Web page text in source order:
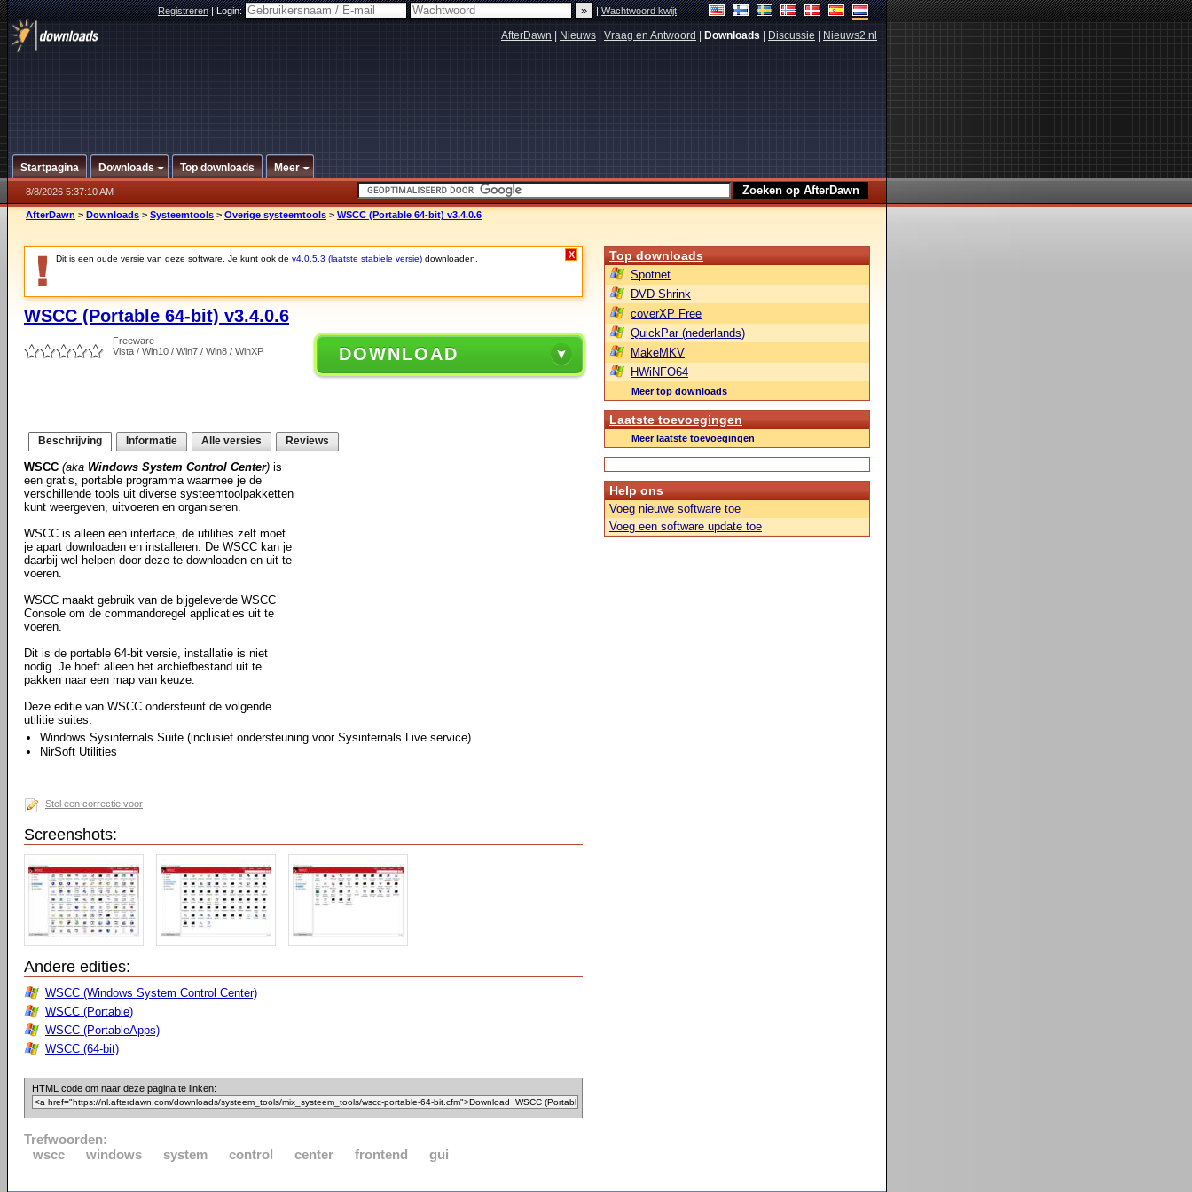
Registreren|Login: |Wachtwoord kwijt
AfterDawn Nieuws Vraag en Antwoord Downloads Discussie Nieuws2.nl
Startpagina Downloads Top downloads Meer
8/8/2026 5:37:10 AM
AfterDawn > Downloads > Systeemtools > Overige systeemtools > WSCC (Portable 64-bit) v3.4.0.6
Dit is een oude versie van deze software. Je kunt ook de v4.0.5.3 (laatste stabiele versie) downloaden. X
WSCC (Portable 64-bit) v3.4.0.6
Freeware
Vista / Win10 / Win7 / Win8 / WinXP
DOWNLOAD
Beschrijving Informatie Alle versies Reviews
WSCC (aka Windows System Control Center) is
een gratis, portable programma waarmee je de
verschillende tools uit diverse systeemtoolpakketten
kunt weergeven, uitvoeren en organiseren.
WSCC is alleen een interface, de utilities zelf moet
je apart downloaden en installeren. De WSCC kan je
daarbij wel helpen door deze te downloaden en uit te
voeren.
WSCC maakt gebruik van de bijgeleverde WSCC
Console om de commandoregel applicaties uit te
voeren.
Dit is de portable 64-bit versie, installatie is niet
nodig. Je hoeft alleen het archiefbestand uit te
pakken naar een map van keuze.
Deze editie van WSCC ondersteunt de volgende
utilitie suites:
Windows Sysinternals Suite (inclusief ondersteuning voor Sysinternals Live service)
NirSoft Utilities
Stel een correctie voor
Screenshots:
Andere edities:
WSCC (Windows System Control Center)
WSCC (Portable)
WSCC (PortableApps)
WSCC (64-bit)
HTML code om naar deze pagina te linken:
Trefwoorden:
wscc
windows system control center frontend gui
Top downloads
Spotnet
DVD Shrink
coverXP Free
QuickPar (nederlands)
MakeMKV
HWiNFO64
Meer top downloads
Laatste toevoegingen
Meer laatste toevoegingen
Help ons
Voeg nieuwe software toe
Voeg een software update toe